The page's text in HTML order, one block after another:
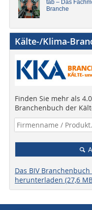
tab – Das
Branche
Kälte-/Klima-
Finden Sie mehr als
Branchenbuch der
Das BIV
herunterladen (27,6